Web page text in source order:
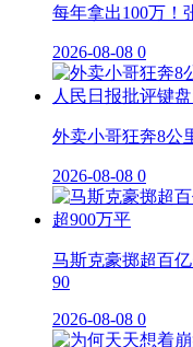
每年拿出100万！
2026-08-08 0
外卖小哥狂奔8公
2026-08-08 0
马斯克豪掷超百
90
2026-08-08 0